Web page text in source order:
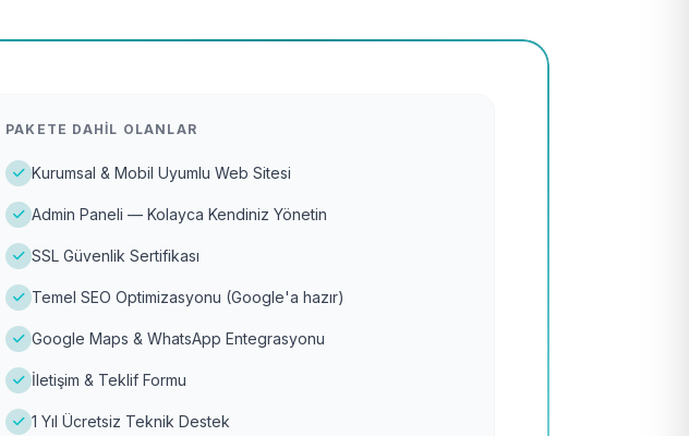
PAKETE DAHIL OLANLAR
Kurumsal & Mobil Uyumlu Web Sitesi
Admin Paneli — Kolayca Kendiniz Yönetin
SSL Güvenlik Sertifikası
Temel SEO Optimizasyonu (Google'a hazır)
Google Maps & WhatsApp Entegrasyonu
İletişim & Teklif Formu
1 Yıl Ücretsiz Teknik Destek